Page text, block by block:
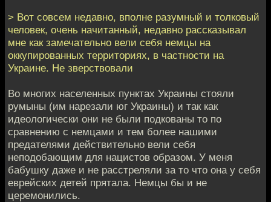
> Вот совсем недавно, вполне разумный и толковый
человек, очень начитанный, недавно рассказывал
мне как замечательно вели себя немцы на
оккупированных территориях, в частности на
Украине. Не зверствовали
Во многих населенных пунктах Украины стояли
румыны (им нарезали юг Украины) и так как
идеологически они не были подкованы то по
сравнению с немцами и тем более нашими
предателями действительно вели себя
неподобающим для нацистов образом. У меня
бабушку даже и не расстреляли за то что она у себя
еврейских детей прятала. Немцы бы и не
церемонились.